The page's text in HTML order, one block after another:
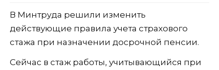
В Минтруда решили изменить
действующие правила учета страхового
стажа при назначении досрочной пенсии.
Сейчас в стаж работы, учитывающийся при